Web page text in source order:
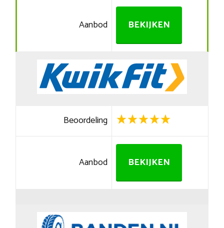
Aanbod BEKIJKEN
Beoordeling
Aanbod BEKIJKEN